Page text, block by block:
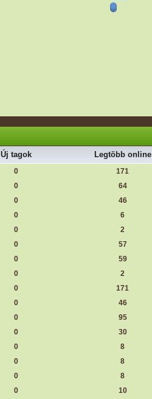
Új tagok Legtöbb online
0 171
0 64
0 46
0 6
0 2
0 57
0 59
0 2
0 171
0 46
0 95
0 30
0 8
0 8
0 8
0 10